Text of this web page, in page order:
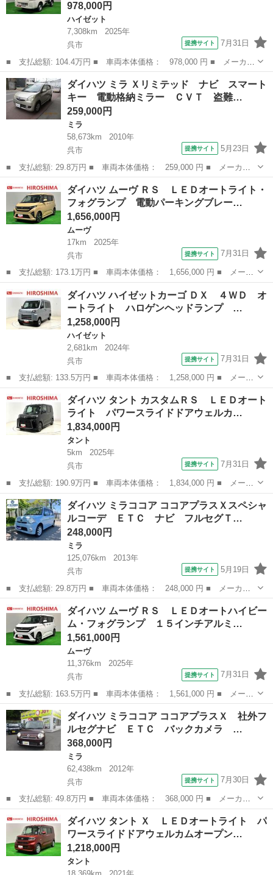
978,000円
ハイゼット
7,308km
2025年
呉市
提携サイト 7月31日
■ 支払総額: 104.4万円 ■ 車両本体価格： 978,000 円 ■ メーカー
名： ダイハツ ■ 車種名： ハイゼットトラック ■ グレード
名： ハイルーフ ＬＥＤヘッドランプ トップシェイドガラス 運
転席ＳＲＳエア...
広島 呉市 ハイゼット
ダイハツ ミラ Ｘリミテッド ナビ スマート
キー 電動格納ミラー ＣＶＴ 盗難…
259,000円
ミラ
58,673km
2010年
呉市
提携サイト 5月23日
■ 支払総額: 29.8万円 ■ 車両本体価格： 259,000 円 ■ メーカー
名： ダイハツ ■ 車種名： ミラ ■ グレード名： Ｘリミテッ
ド ナビ スマートキー 電動格納ミラー ＣＶＴ 盗難防止システ
ム ＡＢＳ Ｃ...
広島 呉市 ミラ
ダイハツ ムーヴ ＲＳ ＬＥＤオートライト・
フォグランプ 電動パーキングブレー…
1,656,000円
ムーヴ
17km
2025年
呉市
提携サイト 7月31日
■ 支払総額: 173.1万円 ■ 車両本体価格： 1,656,000 円 ■ メーカ
ー名： ダイハツ ■ 車種名： ムーヴ ■ グレード名： ＲＳ Ｌ
ＥＤオートライト・フォグランプ 電動パーキングブレーキ プッシ
ュボタン...
広島 呉市 ムーヴ
ダイハツ ハイゼットカーゴ ＤＸ ４ＷＤ オ
ートライト ハロゲンヘッドランプ …
1,258,000円
ハイゼット
2,681km
2024年
呉市
提携サイト 7月31日
■ 支払総額: 133.5万円 ■ 車両本体価格： 1,258,000 円 ■ メーカ
ー名： ダイハツ ■ 車種名： ハイゼットカーゴ ■ グレード
名： ＤＸ ４ＷＤ オートライト ハロゲンヘッドランプ コーナ
ーセンサー ...
広島 呉市 ハイゼット
ダイハツ タント カスタムＲＳ ＬＥＤオート
ライト パワースライドドアウェルカ…
1,834,000円
タント
5km
2025年
呉市
提携サイト 7月31日
■ 支払総額: 190.9万円 ■ 車両本体価格： 1,834,000 円 ■ メーカ
ー名： ダイハツ ■ 車種名： タント ■ グレード名： カスタム
ＲＳ ＬＥＤオートライト パワースライドドアウェルカムオープン
機能 電...
広島 呉市 タント
ダイハツ ミラココア ココアプラスＸスペシャ
ルコーデ ＥＴＣ ナビ フルセグＴ…
248,000円
ミラ
125,076km
2013年
呉市
提携サイト 5月19日
■ 支払総額: 29.8万円 ■ 車両本体価格： 248,000 円 ■ メーカー
名： ダイハツ ■ 車種名： ミラココア ■ グレード名： ココア
プラスＸスペシャルコーデ ＥＴＣ ナビ フルセグＴＶ Ｂｌｕｅ
ｔｏｏｔｈ ...
広島 呉市 ミラ
ダイハツ ムーヴ ＲＳ ＬＥＤオートハイビー
ム・フォグランプ １５インチアルミ…
1,561,000円
ムーヴ
11,376km
2025年
呉市
提携サイト 7月31日
■ 支払総額: 163.5万円 ■ 車両本体価格： 1,561,000 円 ■ メーカ
ー名： ダイハツ ■ 車種名： ムーヴ ■ グレード名： ＲＳ Ｌ
ＥＤオートハイビーム・フォグランプ １５インチアルミホイール
オートラ...
広島 呉市 ムーヴ
ダイハツ ミラココア ココアプラスＸ 社外フ
ルセグナビ ＥＴＣ バックカメラ …
368,000円
ミラ
62,438km
2012年
呉市
提携サイト 7月30日
■ 支払総額: 49.8万円 ■ 車両本体価格： 368,000 円 ■ メーカー
名： ダイハツ ■ 車種名： ミラココア ■ グレード名： ココア
プラスＸ 社外フルセグナビ ＥＴＣ バックカメラ プッシュスタ
ート スマー...
広島 呉市 ミラ
ダイハツ タント Ｘ ＬＥＤオートライト パ
ワースライドドアウェルカムオープン…
1,218,000円
タント